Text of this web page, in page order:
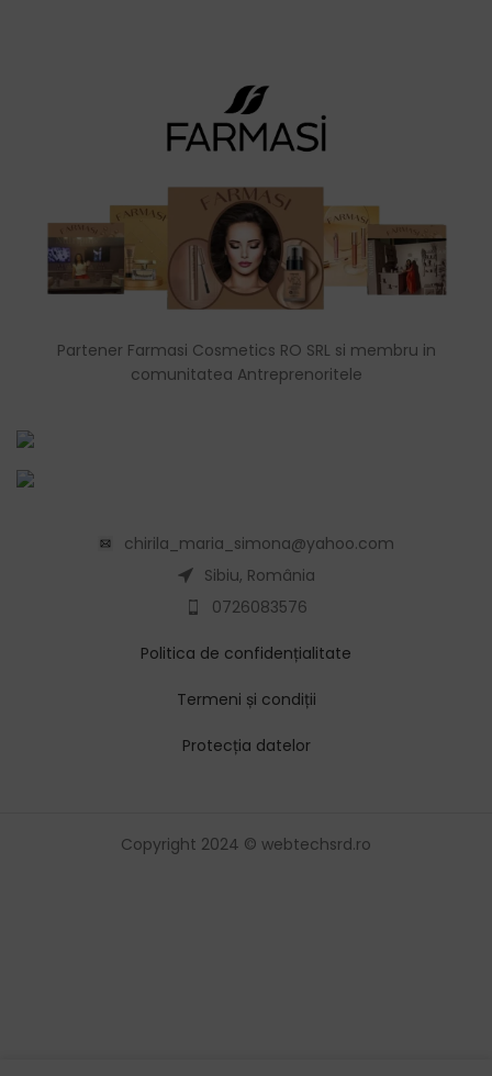
Partener Farmasi Cosmetics RO SRL si membru in
comunitatea Antreprenoritele
chirila_maria_simona@yahoo.com
Sibiu, România
0726083576
Politica de confidențialitate
Termeni și condiții
Protecția datelor
Copyright 2024 © webtechsrd.ro